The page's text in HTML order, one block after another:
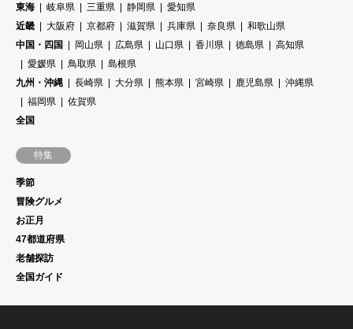
東海
岐阜県 三重県 静岡県
愛知県
近畿
大阪府 京都府 滋賀県 兵庫県 奈良県
和歌山県
中国・四国
岡山県 広島県 山口県 香川県 徳島県
高知県
愛媛県
鳥取県
島根県
九州・沖縄
長崎県 大分県 熊本県 宮崎県 鹿児島県
沖縄県
福岡県
佐賀県
全国
特集
季節
冒険グルメ
お正月
47都道府県
老舗探訪
全国ガイド